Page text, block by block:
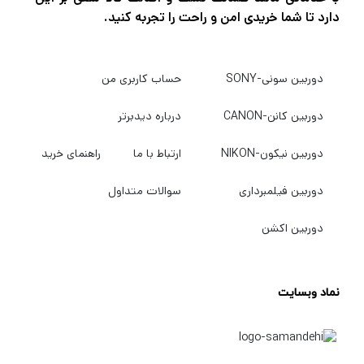
مدلStandard 2016با طراحی باریک‌تر و سبک‌تر
انرژی بهینه‌تری دارد. این موضوع باعث می‌شود
دستگاه هم از نظر ظاهری جذاب‌تر باشد و هم در
باشد.
PS5 Standard 2016 مجهز به پردازنده
گرافیکی مبتنی بر معماری
دارد تا شما خریدی امن و راحت را تجربه کنید.
دوربین سونی-SONY
دوربین کانن-CANON
دوربین نیکون-NIKON
دوربین فیلمبرداری
دوربین اکشن
حساب کاربری من
درباره دیدبرتر
ارتباط با ما راهنمای خرید
سوالات متداول
نماد وبسایت